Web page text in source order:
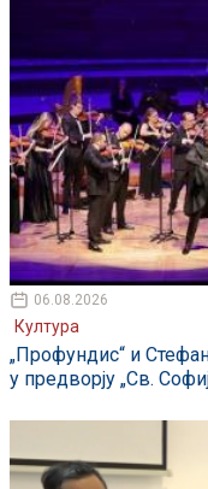
06.08.2026
Култура
„Профундис“ и
у предворју „Св.